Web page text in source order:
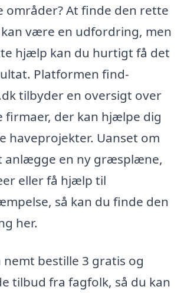
At finde den rette
være en udfordring, men
hjælp kan du hurtigt få det
Platformen find-
tilbyder en oversigt over
firmaer, der kan hjælpe dig
haveprojekter. Uanset om
anlægge en ny græsplæne,
eller få hjælp til
så kan du finde den
her.
nemt bestille 3 gratis og
tilbud fra fagfolk, så du kan